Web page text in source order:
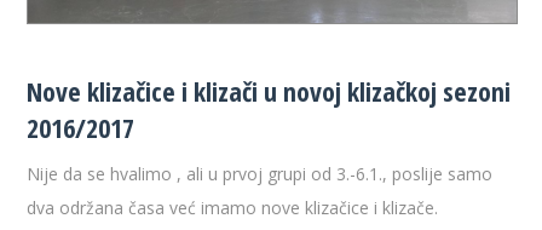
Nove klizačice i klizači u novoj klizačkoj sezoni
2016/2017
Nije da se hvalimo , ali u prvoj grupi od 3.-6.1., poslije samo
dva održana časa već imamo nove klizačice i klizače.